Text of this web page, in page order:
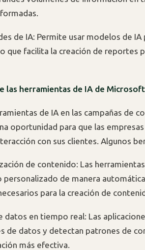
de IA: Permite usar modelos de
que facilita la creación de reportes
las herramientas de IA de
de IA en las campañas de
oportunidad para que las
con sus clientes. Algunos
de contenido: Las
personalizado de manera
para la creación de
datos en tiempo real: Las
de datos y detectan patrones de
más efectiva.